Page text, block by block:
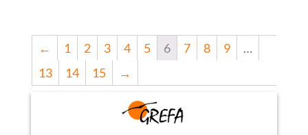
← 1 2 3 4 5 6 7 8 9
…
13
14 15 →